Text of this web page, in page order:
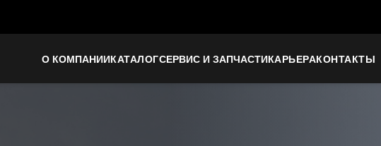
О КОМПАНИИКАТАЛОГСЕРВИС И ЗАПЧАСТИКАРЬЕРАКОНТАКТЫ